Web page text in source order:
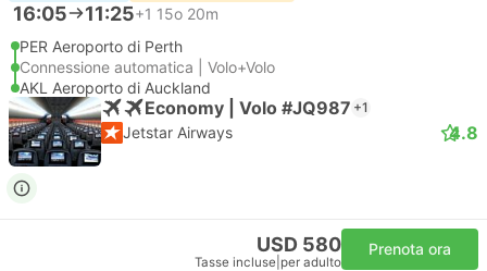
16:05 11:25+1 15o 20m
PER Aeroporto di Perth
Connessione automatica | Volo+Volo
AKL Aeroporto di Auckland
Economy | Volo #JQ987 +1
Jetstar Airways 4.8
USD 580
Tasse incluse per adulto
Prenota ora